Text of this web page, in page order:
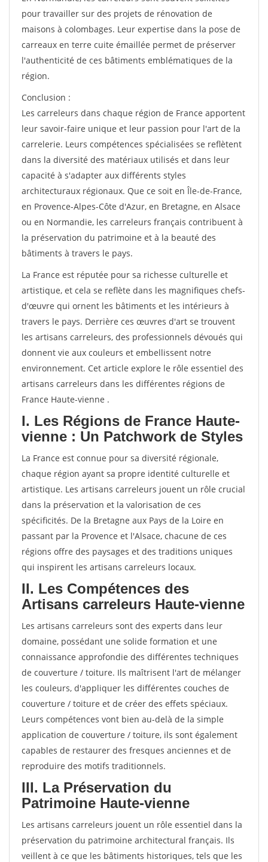
pour travailler sur des projets de rénovation de
maisons à colombages. Leur expertise dans la pose de
carreaux en terre cuite émaillée permet de préserver
l'authenticité de ces bâtiments emblématiques de la
région.
Conclusion :
Les carreleurs dans chaque région de France apportent
leur savoir-faire unique et leur passion pour l'art de la
carrelerie. Leurs compétences spécialisées se reflètent
dans la diversité des matériaux utilisés et dans leur
capacité à s'adapter aux différents styles
architecturaux régionaux. Que ce soit en Île-de-France,
en Provence-Alpes-Côte d'Azur, en Bretagne, en Alsace
ou en Normandie, les carreleurs français contribuent à
la préservation du patrimoine et à la beauté des
bâtiments à travers le pays.
La France est réputée pour sa richesse culturelle et
artistique, et cela se reflète dans les magnifiques chefs-
d'œuvre qui ornent les bâtiments et les intérieurs à
travers le pays. Derrière ces œuvres d'art se trouvent
les artisans carreleurs, des professionnels dévoués qui
donnent vie aux couleurs et embellissent notre
environnement. Cet article explore le rôle essentiel des
artisans carreleurs dans les différentes régions de
France Haute-vienne .
I. Les Régions de France Haute-
vienne : Un Patchwork de Styles
La France est connue pour sa diversité régionale,
chaque région ayant sa propre identité culturelle et
artistique. Les artisans carreleurs jouent un rôle crucial
dans la préservation et la valorisation de ces
spécificités. De la Bretagne aux Pays de la Loire en
passant par la Provence et l'Alsace, chacune de ces
régions offre des paysages et des traditions uniques
qui inspirent les artisans carreleurs locaux.
II. Les Compétences des
Artisans carreleurs Haute-vienne
Les artisans carreleurs sont des experts dans leur
domaine, possédant une solide formation et une
connaissance approfondie des différentes techniques
de couverture / toiture. Ils maîtrisent l'art de mélanger
les couleurs, d'appliquer les différentes couches de
couverture / toiture et de créer des effets spéciaux.
Leurs compétences vont bien au-delà de la simple
application de couverture / toiture, ils sont également
capables de restaurer des fresques anciennes et de
reproduire des motifs traditionnels.
III. La Préservation du
Patrimoine Haute-vienne
Les artisans carreleurs jouent un rôle essentiel dans la
préservation du patrimoine architectural français. Ils
veillent à ce que les bâtiments historiques, tels que les